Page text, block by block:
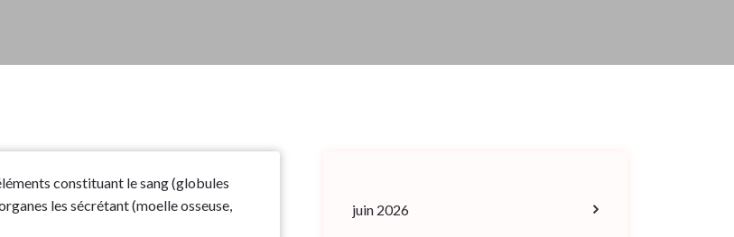
constituant le sang (globules
les sécrétant (moelle osseuse,
juin 2026